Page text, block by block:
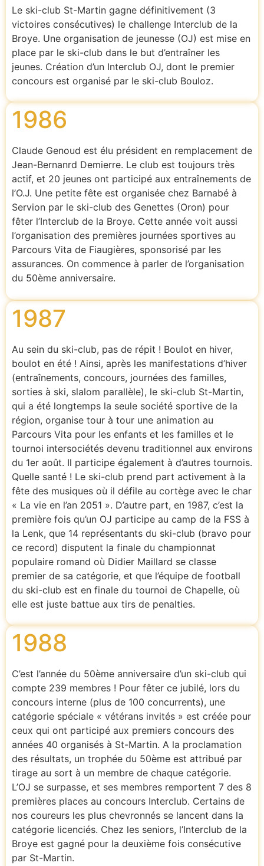
Le ski-club St-Martin gagne définitivement (3
victoires consécutives) le challenge Interclub de la
Broye. Une organisation de jeunesse (OJ) est mise en
place par le ski-club dans le but d’entraîner les
jeunes. Création d’un Interclub OJ, dont le premier
concours est organisé par le ski-club Bouloz.
1986
Claude Genoud est élu président en remplacement de
Jean-Bernanrd Demierre. Le club est toujours très
actif, et 20 jeunes ont participé aux entraînements de
l’O.J. Une petite fête est organisée chez Barnabé à
Servion par le ski-club des Genettes (Oron) pour
fêter l’Interclub de la Broye. Cette année voit aussi
l’organisation des premières journées sportives au
Parcours Vita de Fiaugières, sponsorisé par les
assurances. On commence à parler de l’organisation
du 50ème anniversaire.
1987
Au sein du ski-club, pas de répit ! Boulot en hiver,
boulot en été ! Ainsi, après les manifestations d’hiver
(entraînements, concours, journées des familles,
sorties à ski, slalom parallèle), le ski-club St-Martin,
qui a été longtemps la seule société sportive de la
région, organise tour à tour une animation au
Parcours Vita pour les enfants et les familles et le
tournoi intersociétés devenu traditionnel aux environs
du 1er août. Il participe également à d’autres tournois.
Quelle santé ! Le ski-club prend part activement à la
fête des musiques où il défile au cortège avec le char
« La vie en l’an 2051 ». D’autre part, en 1987, c’est la
première fois qu’un OJ participe au camp de la FSS à
la Lenk, que 14 représentants du ski-club (bravo pour
ce record) disputent la finale du championnat
populaire romand où Didier Maillard se classe
premier de sa catégorie, et que l’équipe de football
du ski-club est en finale du tournoi de Chapelle, où
elle est juste battue aux tirs de penalties.
1988
C’est l’année du 50ème anniversaire d’un ski-club qui
compte 239 membres ! Pour fêter ce jubilé, lors du
concours interne (plus de 100 concurrents), une
catégorie spéciale « vétérans invités » est créée pour
ceux qui ont participé aux premiers concours des
années 40 organisés à St-Martin. A la proclamation
des résultats, un trophée du 50ème est attribué par
tirage au sort à un membre de chaque catégorie.
L’OJ se surpasse, et ses membres remportent 7 des 8
premières places au concours Interclub. Certains de
nos coureurs les plus chevronnés se lancent dans la
catégorie licenciés. Chez les seniors, l’Interclub de la
Broye est gagné pour la deuxième fois consécutive
par St-Martin.